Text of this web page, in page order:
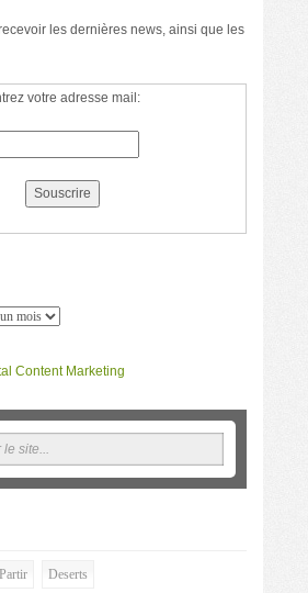
les dernières news, ainsi que les
votre adresse mail:
Partir Deserts